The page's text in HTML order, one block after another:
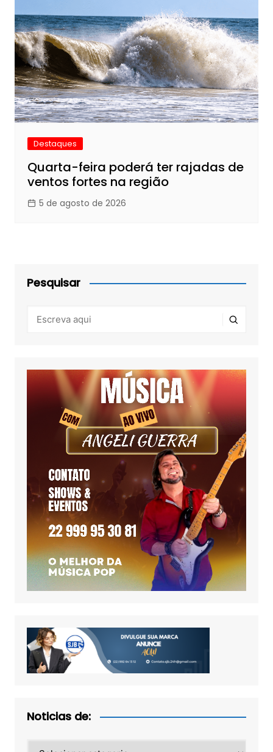
Destaques
Quarta-feira poderá ter rajadas de
ventos fortes na região
5 de agosto de 2026
Pesquisar
Noticias de: